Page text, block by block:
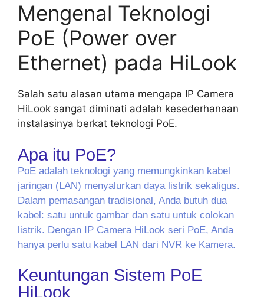
Mengenal Teknologi
PoE (Power over
Ethernet) pada HiLook
Salah satu alasan utama mengapa IP Camera
HiLook sangat diminati adalah kesederhanaan
instalasinya berkat teknologi PoE.
Apa itu PoE?
PoE adalah teknologi yang memungkinkan kabel
jaringan (LAN) menyalurkan daya listrik sekaligus.
Dalam pemasangan tradisional, Anda butuh dua
kabel: satu untuk gambar dan satu untuk colokan
listrik. Dengan IP Camera HiLook seri PoE, Anda
hanya perlu satu kabel LAN dari NVR ke Kamera.
Keuntungan Sistem PoE
HiLook